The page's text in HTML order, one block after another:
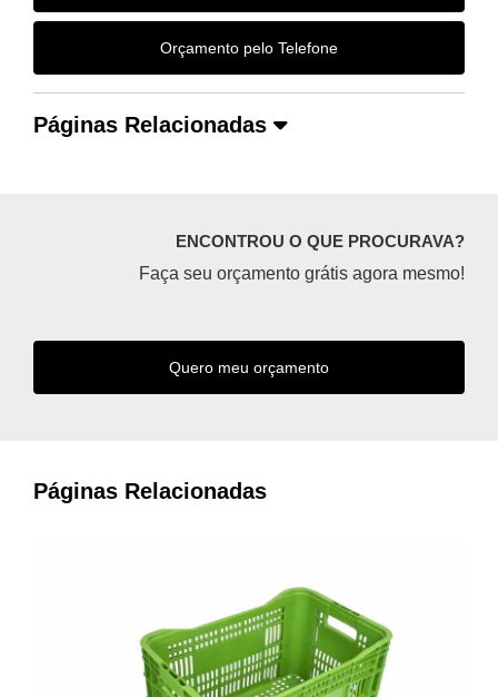
Orçamento pelo Telefone
Páginas Relacionadas
ENCONTROU O QUE PROCURAVA?
Faça seu orçamento grátis agora mesmo!
Quero meu orçamento
Páginas Relacionadas